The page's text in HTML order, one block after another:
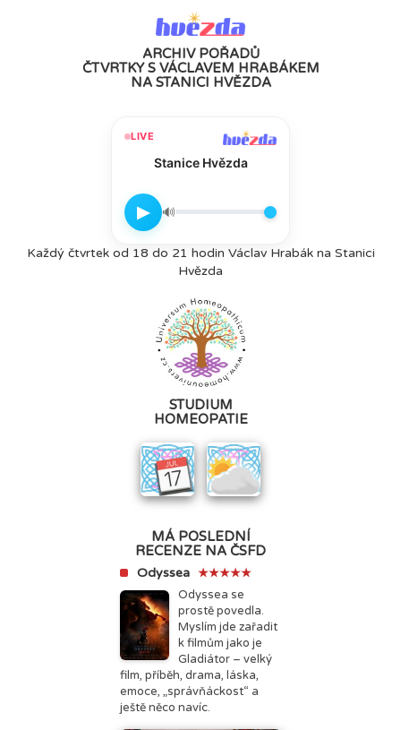
ARCHIV POŘADŮ
ČTVRTKY S VÁCLAVEM HRABÁKEM
NA STANICI HVĚZDA
LIVE
Stanice Hvězda
▶ 🔊
Každý čtvrtek od 18 do 21 hodin Václav Hrabák na Stanici
Hvězda
STUDIUM
HOMEOPATIE
MÁ POSLEDNÍ
RECENZE NA ČSFD
Odyssea ★★★★★
Odyssea se
prostě povedla.
Myslím jde zařadit
k filmům jako je
Gladiátor – velký
film, příběh, drama, láska,
emoce, „správňáckost“ a
ještě něco navíc.